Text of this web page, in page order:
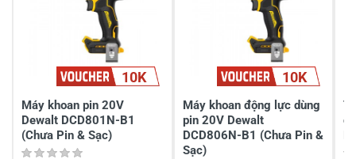
Chia sẻ nhận xét về sản phẩm
Viết nhận xét của bạn
10K
Máy khoan pin 20V
Dewalt DCD801N-B1
(Chưa Pin & Sạc)
10K
Máy khoan động lực dùng
pin 20V Dewalt
DCD806N-B1 (Chưa Pin &
Sạc)